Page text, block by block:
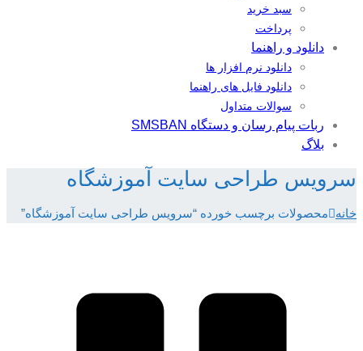
سبد خرید
پرداخت
دانلود و راهنما
دانلود نرم افزار ها
دانلود فایل های راهنما
سوالات متداول
ربات پیام رسان و دستگاه SMSBAN
بلاگ
سرویس طراحی سایت آموزشگاه
خانه محصولات برچسب خورده “سرویس طراحی سایت آموزشگاه”